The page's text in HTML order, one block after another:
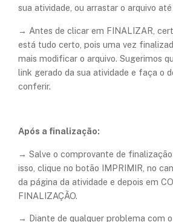
sua atividade, ou arrastar o arquivo até
→ Antes de clicar em FINALIZAR,
está tudo certo, pois uma vez
mais modificar o arquivo. Sugerimos
link gerado da sua atividade e faça o
conferir.
Após a finalização:
→ Salve o comprovante de
isso, clique no botão IMPRIMIR, no
da página da atividade e depois em
FINALIZAÇÃO.
​→ Diante de qualquer problema com o